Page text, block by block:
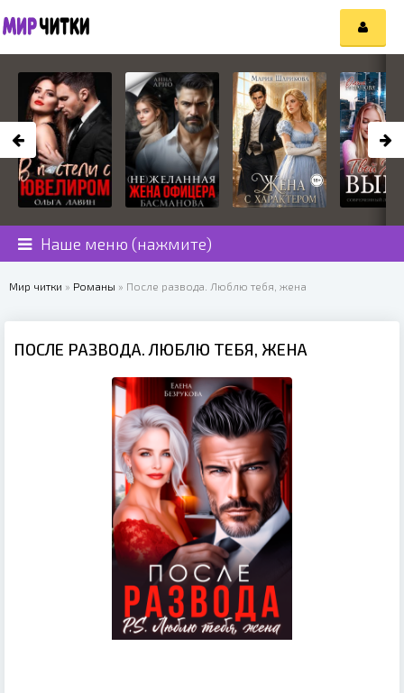
Наше меню (нажмите)
Мир читки » Романы » После развода. Люблю тебя, жена
ПОСЛЕ РАЗВОДА. ЛЮБЛЮ ТЕБЯ, ЖЕНА